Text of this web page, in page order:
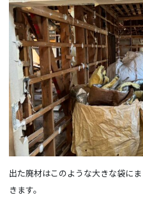
出た廃材はこのような大きな袋に
きます。